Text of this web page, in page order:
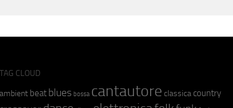
TAG CLOUD
ambient beat blues bossa cantautore classica country